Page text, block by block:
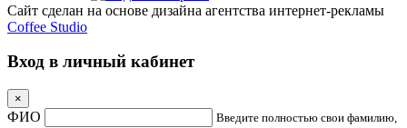
Сайт сделан на основе дизайна агентства интернет-рекламы
Coffee Studio
Вход в личный кабинет
×
ФИО
Введите полностью свои фамилию,